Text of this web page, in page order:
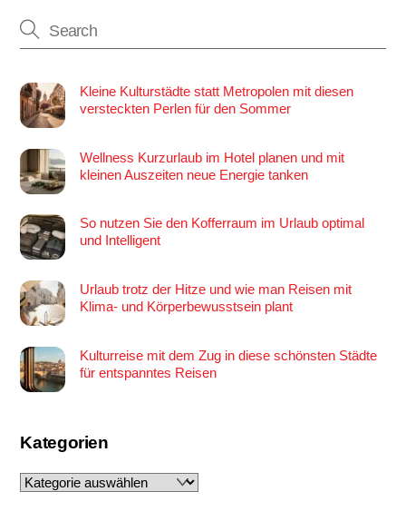
Kleine Kulturstädte statt Metropolen mit diesen
versteckten Perlen für den Sommer
Wellness Kurzurlaub im Hotel planen und mit
kleinen Auszeiten neue Energie tanken
So nutzen Sie den Kofferraum im Urlaub optimal
und Intelligent
Urlaub trotz der Hitze und wie man Reisen mit
Klima- und Körperbewusstsein plant
Kulturreise mit dem Zug in diese schönsten Städte
für entspanntes Reisen
Kategorien
Kategorien